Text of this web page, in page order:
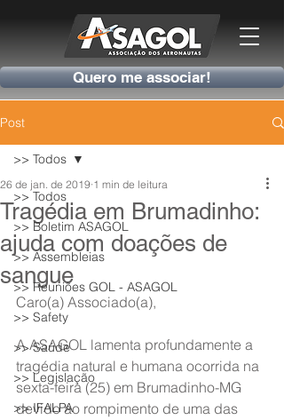
Quero me associar!
Post
>> Todos
>> Boletim ASAGOL
>> Assembleias
>> Reuniões GOL - ASAGOL
>> Safety
>> Saúde
>> Legislação
>> IFALPA
>> Todos
Tragédia em Brumadinho:
ajuda com doações de
sangue
26 de jan. de 2019 1 min de leitura
Caro(a) Associado(a),
A ASAGOL lamenta profundamente a
tragédia natural e humana ocorrida na
sexta-feira (25) em Brumadinho-MG
devido ao rompimento de uma das